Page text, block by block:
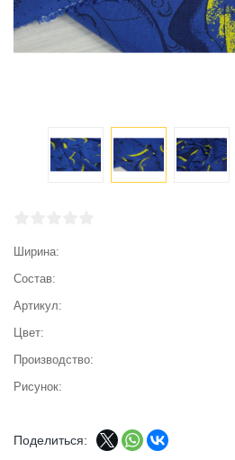
Ширина
Состав
Артикул
Цвет
Производство
Рисунок
Поделиться: